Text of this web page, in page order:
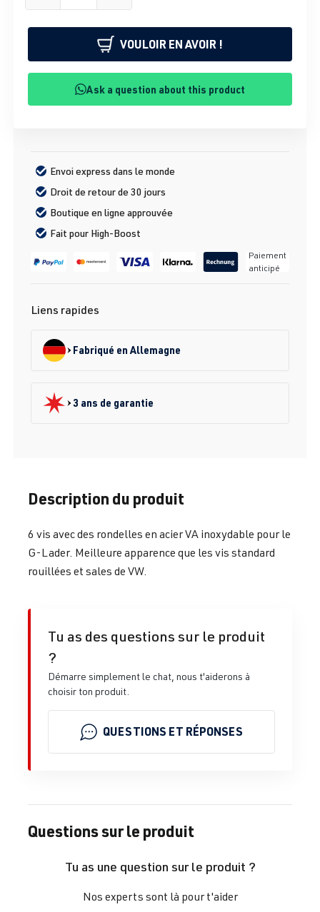
VOULOIR EN AVOIR !
Ask a question about this product
Envoi express dans le monde
Droit de retour de 30 jours
Boutique en ligne approuvée
Fait pour High-Boost
Paiement
anticipé
Liens rapides
Fabriqué en Allemagne
3 ans de garantie
Description du produit
6 vis avec des rondelles en acier VA inoxydable pour le
G-Lader. Meilleure apparence que les vis standard
rouillées et sales de VW.
Tu as des questions sur le produit
?
Démarre simplement le chat, nous t'aiderons à
choisir ton produit.
QUESTIONS ET RÉPONSES
Questions sur le produit
Tu as une question sur le produit ?
Nos experts sont là pour t'aider